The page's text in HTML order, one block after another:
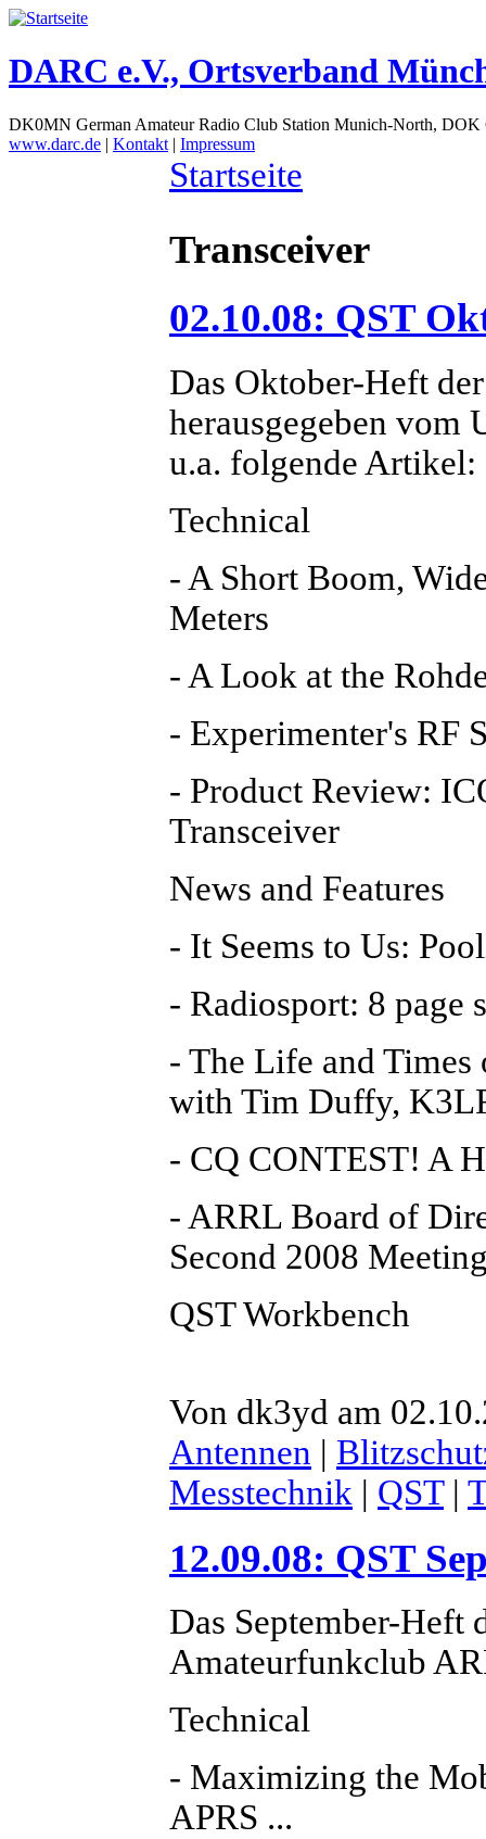
DARC e.V., Ortsverband
DK0MN German Amateur Radio Club Station Munich-North,
www.darc.de | Kontakt | Impressum
Startseite
Transceiver
02.10.08: QST
Das Oktober-Heft
herausgegeben vom
u.a. folgende Artikel:
Technical
- A Short Boom,
Meters
- A Look at the
- Experimenter's RF
- Product Review:
Transceiver
News and Features
- It Seems to Us:
- Radiosport: 8 page
- The Life and
with Tim Duffy,
- CQ CONTEST! A
- ARRL Board of
Second 2008
QST Workbench
Von dk3yd am
Antennen |
Messtechnik | QST|
12.09.08: QST
Das September-Heft
Amateurfunkclub
Technical
- Maximizing the
APRS ...